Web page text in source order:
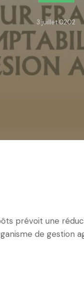
3 juillet 0202
prévoit une
de gestion